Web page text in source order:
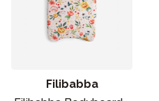
Filibabba